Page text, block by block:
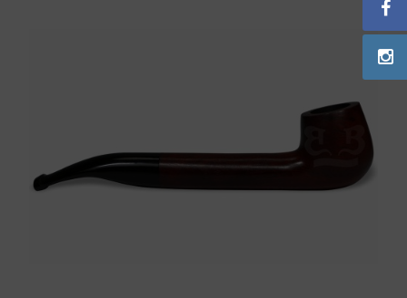
Limpadores para Cachimbo
Bolsas para Cachimbo